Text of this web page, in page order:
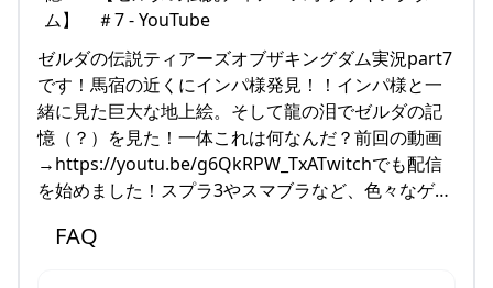
ゼルダの伝説ティアーズオブザキングダム実況part7
です！馬宿の近くにインパ様発見！！インパ様と一
緒に見た巨大な地上絵。そして龍の泪でゼルダの記
憶（？）を見た！一体これは何なんだ？前回の動画
→https://youtu.be/g6QkRPW_TxATwitchでも配信
を始めました！スプラ3やスマブラなど、色々なゲ…
FAQ